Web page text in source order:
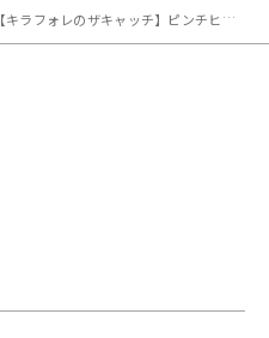
【キラフォレのザキャッチ】ピンチヒッター橘すずさんとおちゅまみ三昧！